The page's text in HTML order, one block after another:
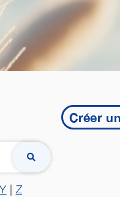
Créer
Y Z